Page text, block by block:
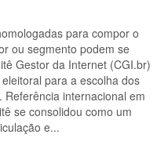
para compor o
ou segmento podem se
Gestor da Internet (CGI.br)
para a escolha dos
internacional em
se consolidou como um
e...